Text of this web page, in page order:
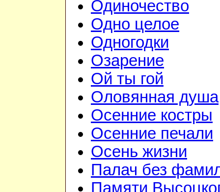
Одиночество
Одно целое
Одногодки
Озарение
Ой ты гой
Оловянная душа
Осенние костры
Осенние печали
Осень жизни
Палач без
Памяти